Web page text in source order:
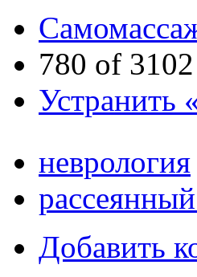
780 of 3102
Устранить
неврология
Добавить